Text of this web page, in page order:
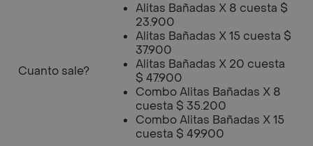
Cuanto sale?
Alitas Bañadas X 8 cuesta $
23.900
Alitas Bañadas X 15 cuesta $
37.900
Alitas Bañadas X 20 cuesta
$ 47.900
Combo Alitas Bañadas X 8
cuesta $ 35.200
Combo Alitas Bañadas X 15
cuesta $ 49.900